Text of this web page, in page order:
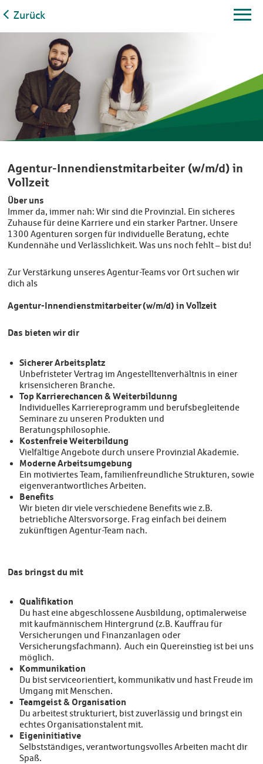
Zurück
Agentur-Innendienstmitarbeiter (w/m/d) in
Vollzeit
Über uns
Immer da, immer nah: Wir sind die Provinzial. Ein sicheres
Zuhause für deine Karriere und ein starker Partner. Unsere
1300 Agenturen sorgen für individuelle Beratung, echte
Kundennähe und Verlässlichkeit. Was uns noch fehlt – bist du!
Zur Verstärkung unseres Agentur-Teams vor Ort suchen wir
dich als
Agentur-Innendienstmitarbeiter (w/m/d) in Vollzeit
Das bieten wir dir
Sicherer Arbeitsplatz
Unbefristeter Vertrag im Angestelltenverhältnis in einer
krisensicheren Branche.
Top Karrierechancen & Weiterbildunng
Individuelles Karriereprogramm und berufsbegleitende
Seminare zu unseren Produkten und
Beratungsphilosophie.
Kostenfreie Weiterbildung
Vielfältige Angebote durch unsere Provinzial Akademie.
Moderne Arbeitsumgebung
Ein motiviertes Team, familienfreundliche Strukturen, sowie
eigenverantwortliches Arbeiten.
Benefits
Wir bieten dir viele verschiedene Benefits wie z.B.
betriebliche Altersvorsorge. Frag einfach bei deinem
zukünftigen Agentur-Team nach.
Das bringst du mit
Qualifikation
Du hast eine abgeschlossene Ausbildung, optimalerweise
mit kaufmännischem Hintergrund (z.B. Kauffrau für
Versicherungen und Finanzanlagen oder
Versicherungsfachmann). Auch ein Quereinstieg ist bei uns
möglich.
Kommunikation
Du bist serviceorientiert, kommunikativ und hast Freude im
Umgang mit Menschen.
Teamgeist & Organisation
Du arbeitest strukturiert, bist zuverlässig und bringst ein
echtes Organisationstalent mit.
Eigeninitiative
Selbstständiges, verantwortungsvolles Arbeiten macht dir
Spaß.